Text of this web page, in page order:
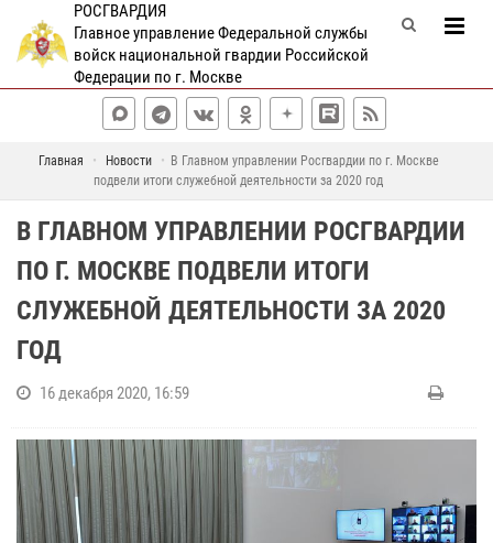
РОСГВАРДИЯ
Главное управление Федеральной службы
войск национальной гвардии Российской
Федерации по г. Москве
Главная Новости
В Главном управлении Росгвардии по г. Москве
подвели итоги служебной деятельности за 2020 год
В ГЛАВНОМ УПРАВЛЕНИИ РОСГВАРДИИ
ПО Г. МОСКВЕ ПОДВЕЛИ ИТОГИ
СЛУЖЕБНОЙ ДЕЯТЕЛЬНОСТИ ЗА 2020
ГОД
16 декабря 2020, 16:59